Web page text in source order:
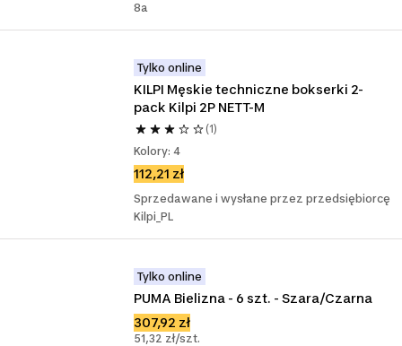
8a
Tylko online
KILPI Męskie techniczne bokserki 2-
pack Kilpi 2P NETT-M
(1)
Kolory: 4
112,21 zł
Sprzedawane i wysłane przez przedsiębiorcę
Kilpi_PL
Tylko online
PUMA Bielizna - 6 szt. - Szara/Czarna
307,92 zł
51,32 zł/szt.